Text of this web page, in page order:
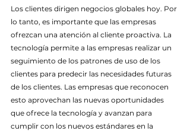
Los clientes dirigen negocios globales hoy. Por
lo tanto, es importante que las empresas
ofrezcan una atención al cliente proactiva. La
tecnología permite a las empresas realizar un
seguimiento de los patrones de uso de los
clientes para predecir las necesidades futuras
de los clientes. Las empresas que reconocen
esto aprovechan las nuevas oportunidades
que ofrece la tecnología y avanzan para
cumplir con los nuevos estándares en la